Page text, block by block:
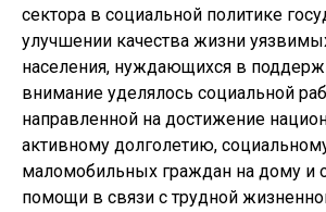
сектора в социальной политике
улучшении качества жизни
населения, нуждающихся в
внимание уделялось социальной
направленной на достижение
активному долголетию,
маломобильных граждан на дому и
помощи в связи с трудной